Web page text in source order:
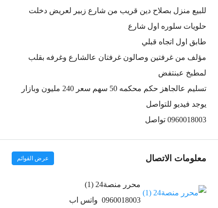
للبيع منزل بصلاح دين قريب من شارع زبير لعريض دخلت
حلويات سلوره اول شارع
طابق اول اتجاه قبلي
مؤلف من غرفتين وصالون غرفتان عالشارع وغرفه بقلب
لمطبخ عبنتفض
تسليم عالجاهز حكم محكمه 50 سهم سعر 240 مليون وبازار
يوجد فيديو للتواصل
0960018003 تواصل
معلومات الاتصال عرض القوائم
محرر منصة24 (1)
0960018003 واتس اب